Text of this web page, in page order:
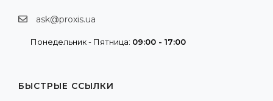
ask@proxis.ua
Понедельник - Пятница: 09:00 - 17:00
БЫСТРЫЕ ССЫЛКИ